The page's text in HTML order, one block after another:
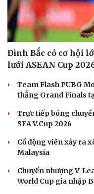
Du lịch
Tư vấn
Săn Tour
check-in
Đình Bắc có cơ hội
lưới ASEAN Cup
Team Flash PUBG
thẳng Grand Finals
Trực tiếp bóng
SEA V.Cup 2026
Cổ động viên xảy ra
Malaysia
Chuyển nhượng V-
World Cup gia nhập